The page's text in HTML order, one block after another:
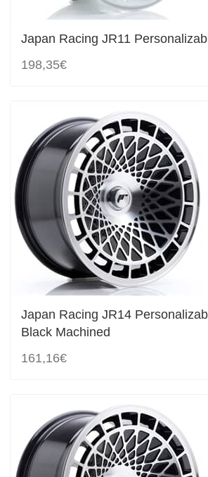
Japan Racing JR11
198,35€
Japan Racing JR14
Black Machined
161,16€